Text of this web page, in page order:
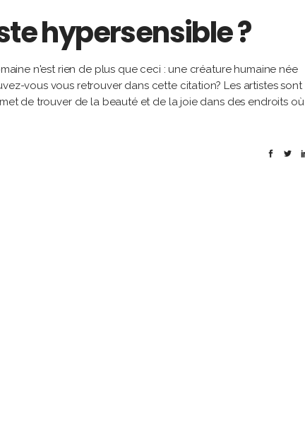
hypersensible ?
n'est rien de plus que ceci : une créature humaine née
vous vous retrouver dans cette citation? Les artistes sont
de trouver de la beauté et de la joie dans des endroits où